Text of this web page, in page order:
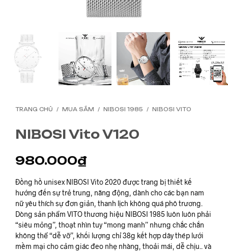
TRANG CHỦ / MUA SẮM / NIBOSI 1985 / NIBOSI VITO
NIBOSI Vito V120
980.000₫
Đồng hồ unisex NIBOSI Vito 2020 được trang bị thiết kế
hướng đến sự trẻ trung, năng động, dành cho các bạn nam
nữ yêu thích sự đơn giản, thanh lịch không quá phô trương.
Dòng sản phẩm VITO thương hiệu NIBOSI 1985 luôn luôn phải
“siêu mỏng”, thoạt nhìn tuy “mong manh” nhưng chắc chắn
không thể “dễ vỡ”, khối lượng chỉ 38g kết hợp dây thép lưới
mềm mại cho cảm giác đeo nhẹ nhàng, thoải mái, dễ chịu.. và